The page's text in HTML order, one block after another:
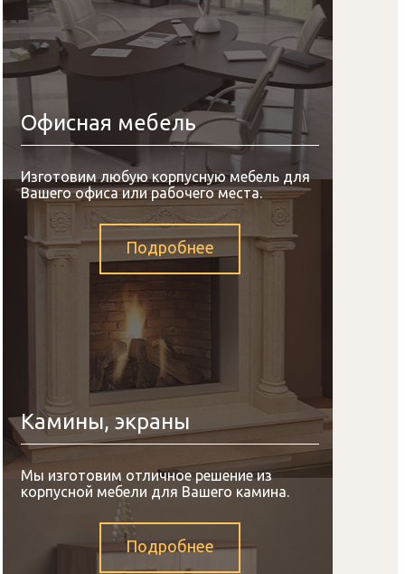
Офисная мебель
Изготовим любую корпусную мебель для
Вашего офиса или рабочего места.
Подробнее
Камины, экраны
Мы изготовим отличное решение из
корпусной мебели для Вашего камина.
Подробнее